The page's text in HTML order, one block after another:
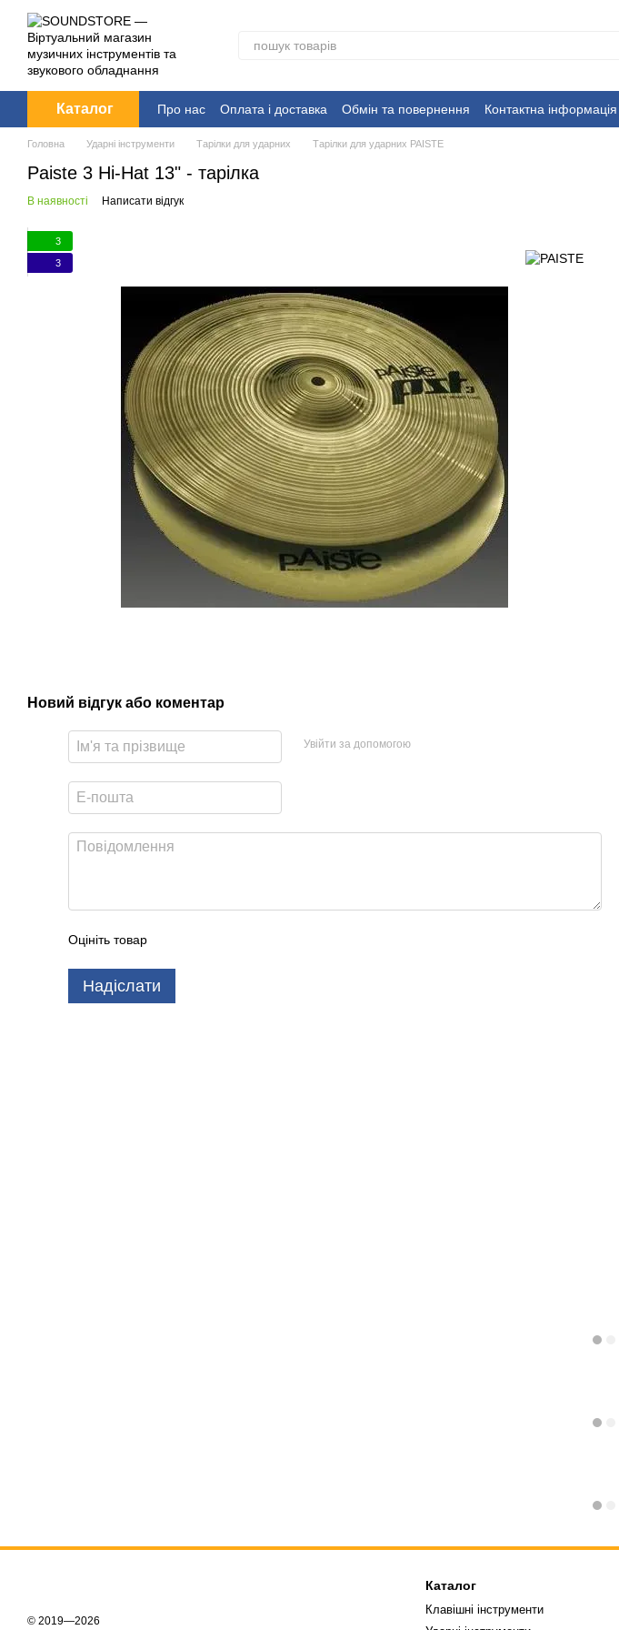
Перейти до основного контенту
Каталог Про нас Оплата і доставка Обмін та повернення Контактна інформація
Головна Ударні інструменти Тарілки для ударних Тарілки для ударних PAISTE
Paiste 3 Hi-Hat 13" - тарілка
В наявності Написати відгук
3
3
Новий відгук або коментар
Увійти за допомогою
Оцініть товар
Надіслати
© 2019—2026
Каталог
Клавішні інструменти